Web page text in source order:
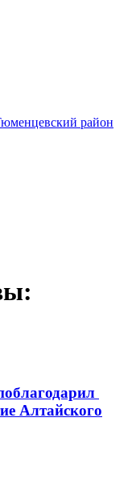
район
Алтайского